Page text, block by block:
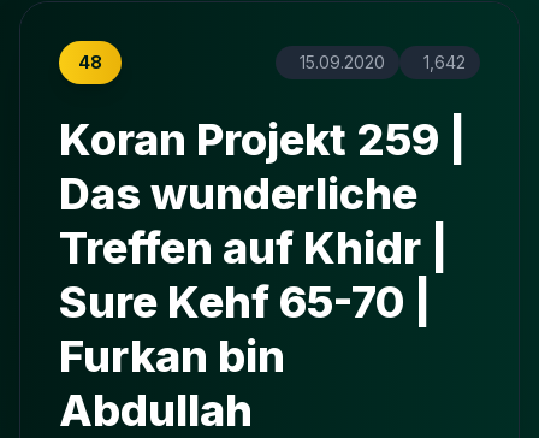
48 15.09.2020 1,642
Koran Projekt 259 |
Das wunderliche
Treffen auf Khidr |
Sure Kehf 65-70 |
Furkan bin
Abdullah